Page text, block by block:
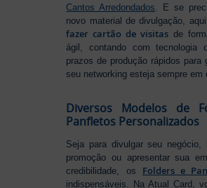
Cantos Arredondados . E se
novo material de divulgação,
fazer cartão de visitas de
ágil, contando com tecnologia
prazos de produção rápidos para
seu networking esteja sempre em
Diversos Modelos de
Panfletos Personalizados
Seja para divulgar seu negócio,
promoção ou apresentar sua
credibilidade, os Folders e
indispensáveis. Na Atual Card,